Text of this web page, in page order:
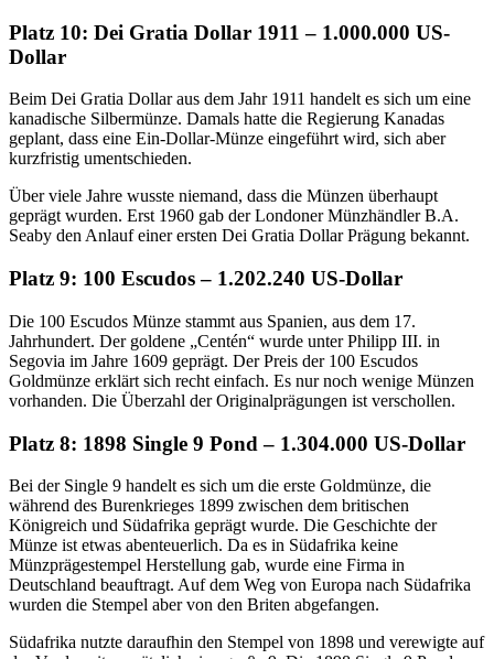
Platz 10: Dei Gratia Dollar 1911 – 1.000.000 US-
Dollar
Beim Dei Gratia Dollar aus dem Jahr 1911 handelt es sich um eine
kanadische Silbermünze. Damals hatte die Regierung Kanadas
geplant, dass eine Ein-Dollar-Münze eingeführt wird, sich aber
kurzfristig umentschieden.
Über viele Jahre wusste niemand, dass die Münzen überhaupt
geprägt wurden. Erst 1960 gab der Londoner Münzhändler B.A.
Seaby den Anlauf einer ersten Dei Gratia Dollar Prägung bekannt.
Platz 9: 100 Escudos – 1.202.240 US-Dollar
Die 100 Escudos Münze stammt aus Spanien, aus dem 17.
Jahrhundert. Der goldene „Centén“ wurde unter Philipp III. in
Segovia im Jahre 1609 geprägt. Der Preis der 100 Escudos
Goldmünze erklärt sich recht einfach. Es nur noch wenige Münzen
vorhanden. Die Überzahl der Originalprägungen ist verschollen.
Platz 8: 1898 Single 9 Pond – 1.304.000 US-Dollar
Bei der Single 9 handelt es sich um die erste Goldmünze, die
während des Burenkrieges 1899 zwischen dem britischen
Königreich und Südafrika geprägt wurde. Die Geschichte der
Münze ist etwas abenteuerlich. Da es in Südafrika keine
Münzprägestempel Herstellung gab, wurde eine Firma in
Deutschland beauftragt. Auf dem Weg von Europa nach Südafrika
wurden die Stempel aber von den Briten abgefangen.
Südafrika nutzte daraufhin den Stempel von 1898 und verewigte auf